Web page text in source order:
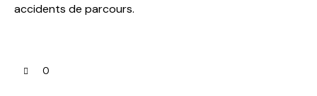
accidents de parcours.
0